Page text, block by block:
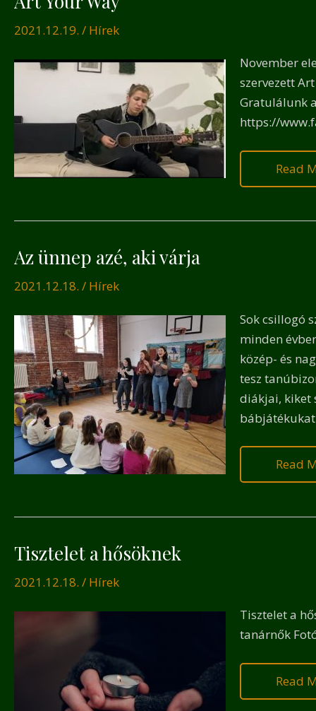
2021.12.19. / Hírek
November
szervezett
Gratulálunk
https://
Read
Az ünnep azé, aki várja
2021.12.18. / Hírek
Sok csillogó
minden
közép- és
tesz
diákjai, kiket
aki
várja
Read
Tisztelet a hősöknek
2021.12.18. / Hírek
Tisztelet a
tanárnők
Read